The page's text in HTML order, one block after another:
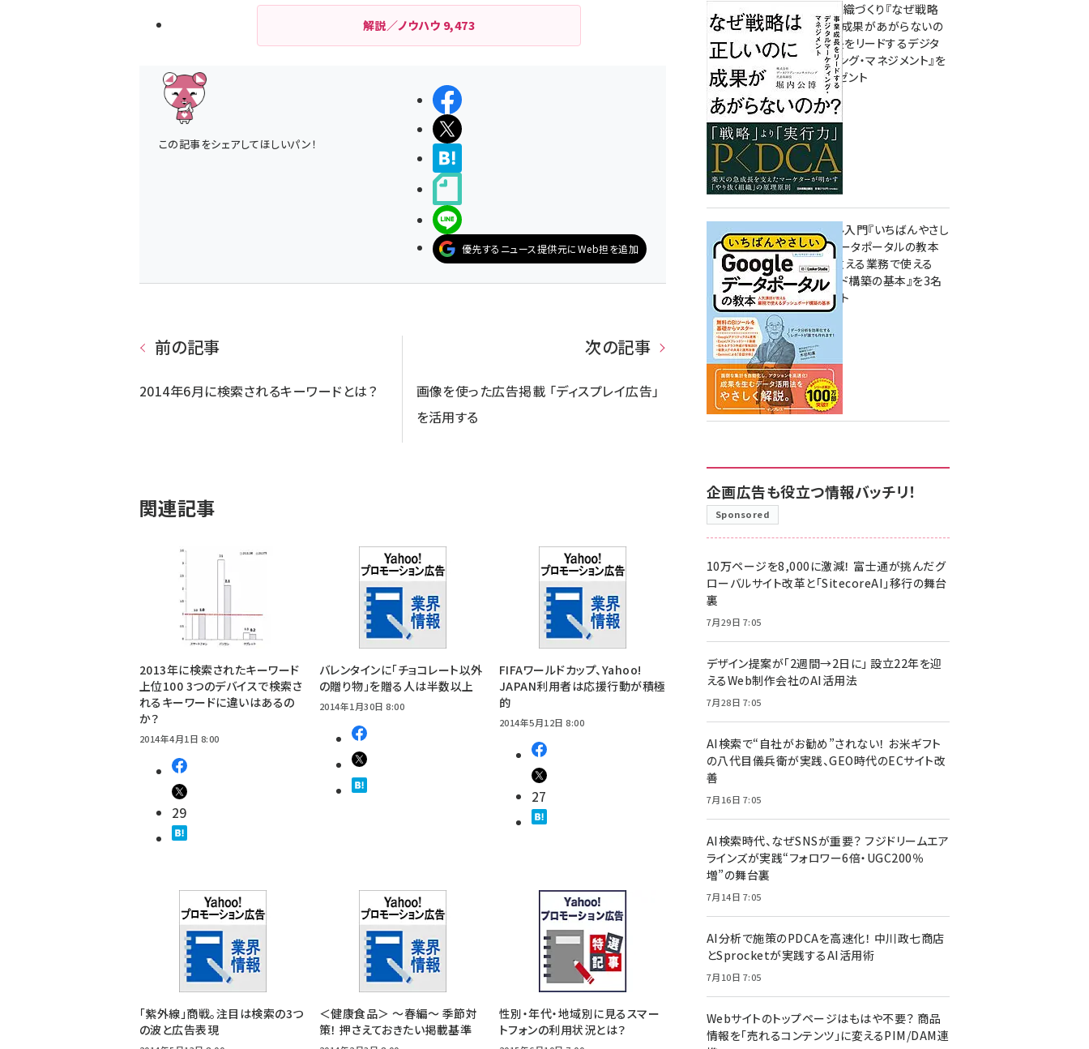
解説／ノウハウ 9,473
この記事をシェアしてほしいパン！
シェアする
ポストする
LINEで送る
優先するニュース提供元にWeb担を追加
前の記事
2014年6月に検索されるキーワードとは？
次の記事
画像を使った広告掲載 「ディスプレイ広告」
を活用する
関連記事
2013年に検索されたキーワード
上位100 3つのデバイスで検索さ
れるキーワードに違いはあるの
か？
2014年4月1日 8:00
29
バレンタインに「チョコレート以外
の贈り物」を贈る人は半数以上
2014年1月30日 8:00
FIFAワールドカップ、Yahoo!
JAPAN利用者は応援行動が積極
的
2014年5月12日 8:00
27
「紫外線」商戦。注目は検索の3つ
の波と広告表現
＜健康食品＞ ～春編～ 季節対
策！ 押さえておきたい掲載基準
性別・年代・地域別に見るスマー
トフォンの利用状況とは？
成果を生む組織づくり『なぜ戦略
は正しいのに成果があがらないの
か？ 事業成長をリードするデジタ
ルマーケティング・マネジメント』を
3名様にプレゼント
8月7日 10:00
無料BIツール入門『いちばんやさし
いGoogleデータポータルの教本
人気講師が教える業務で使える
ダッシュボード構築の基本』を3名
様にプレゼント
7月31日 10:00
企画広告も役立つ情報バッチリ！
Sponsored
10万ページを8,000に激減！ 富士通が挑んだグ
ローバルサイト改革と「SitecoreAI」移行の舞台
裏
7月29日 7:05
デザイン提案が「2週間→2日に」 設立22年を迎
えるWeb制作会社のAI活用法
7月28日 7:05
AI検索で“自社がお勧め”されない！ お米ギフト
の八代目儀兵衛が実践、GEO時代のECサイト改
善
7月16日 7:05
AI検索時代、なぜSNSが重要？ フジドリームエア
ラインズが実践“フォロワー6倍・UGC200％
増”の舞台裏
7月14日 7:05
AI分析で施策のPDCAを高速化！ 中川政七商店
とSprocketが実践するAI活用術
7月10日 7:05
Webサイトのトップページはもはや不要？ 商品
情報を「売れるコンテンツ」に変えるPIM/DAM連